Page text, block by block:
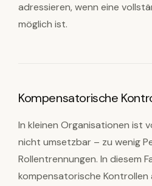
adressieren, wenn eine
möglich ist.
Kompensatorische
In kleinen Organisationen ist
nicht umsetzbar – zu wenig
Rollentrennungen. In diesem
kompensatorische